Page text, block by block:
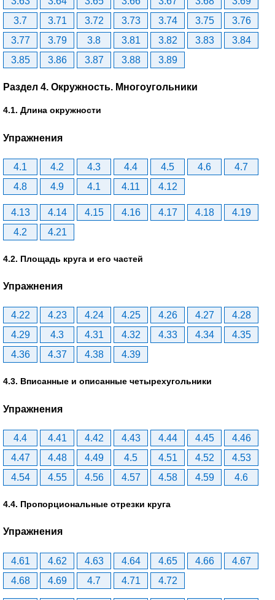
3.7
3.71 3.72 3.73 3.74 3.75
3.76
3.77
3.79 3.8 3.81 3.82 3.83
3.84
3.85
3.86 3.87 3.88 3.89
Раздел 4. Окружность. Многоугольники
4.1. Длина окружности
Упражнения
4.1 4.2 4.3 4.4 4.5 4.6
4.7
4.8
4.9 4.1 4.11 4.12
4.13 4.14 4.15 4.16 4.17 4.18
4.19
4.2
4.21
4.2. Площадь круга и его частей
Упражнения
4.22 4.23 4.24 4.25 4.26 4.27
4.28
4.29
4.3 4.31 4.32 4.33 4.34
4.35
4.36
4.37 4.38 4.39
4.3. Вписанные и описанные четырехугольники
Упражнения
4.4 4.41 4.42 4.43 4.44 4.45
4.46
4.47
4.48 4.49 4.5 4.51 4.52
4.53
4.54
4.55 4.56 4.57 4.58 4.59 4.6
4.4. Пропорциональные отрезки круга
Упражнения
4.61 4.62 4.63 4.64 4.65 4.66
4.67
4.68
4.69 4.7 4.71 4.72